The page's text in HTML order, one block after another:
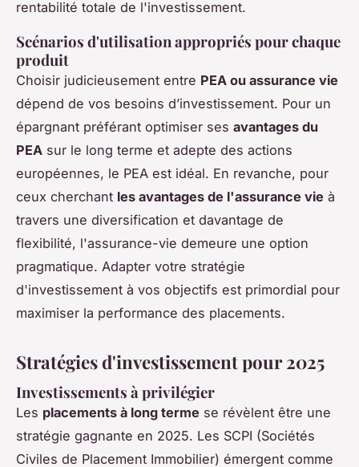
rentabilité totale de l'investissement.
Scénarios d'utilisation appropriés pour chaque
produit
Choisir judicieusement entre PEA ou assurance vie
dépend de vos besoins d’investissement. Pour un
épargnant préférant optimiser ses avantages du
PEA sur le long terme et adepte des actions
européennes, le PEA est idéal. En revanche, pour
ceux cherchant les avantages de l'assurance vie à
travers une diversification et davantage de
flexibilité, l'assurance-vie demeure une option
pragmatique. Adapter votre stratégie
d'investissement à vos objectifs est primordial pour
maximiser la performance des placements.
Stratégies d'investissement pour 2025
Investissements à privilégier
Les placements à long terme se révèlent être une
stratégie gagnante en 2025. Les SCPI (Sociétés
Civiles de Placement Immobilier) émergent comme